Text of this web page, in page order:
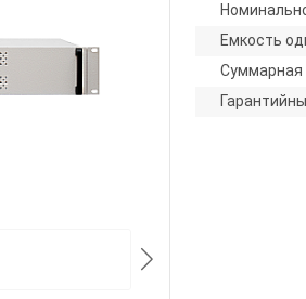
Емкость
Суммарная